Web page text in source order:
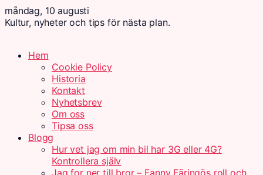
måndag, 10 augusti
Kultur, nyheter och tips för nästa plan.
Hem
Cookie Policy
Historia
Kontakt
Nyhetsbrev
Om oss
Tipsa oss
Blogg
Hur vet jag om min bil har 3G eller 4G?
Kontrollera själv
Jag for ner till bror – Fanny Färingös roll och